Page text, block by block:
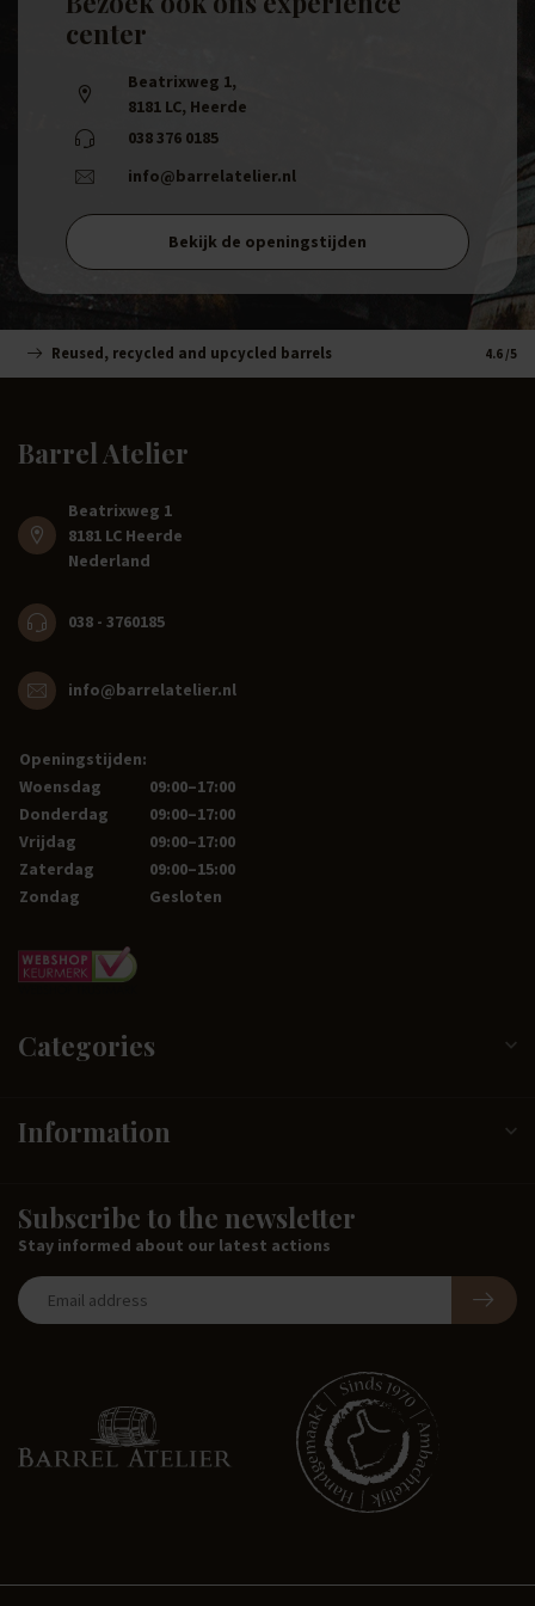
center
Beatrixweg 1,
8181 LC, Heerde
038 376 0185
info@barrelatelier.nl
Bekijk de openingstijden
Reused, recycled and upcycled barrels 4.6 /5
Barrel Atelier
Beatrixweg 1
8181 LC Heerde
Nederland
038 - 3760185
info@barrelatelier.nl
Openingstijden:
Woensdag
09:00–17:00
Donderdag
09:00–17:00
Vrijdag
09:00–17:00
Zaterdag
09:00–15:00
Zondag
Gesloten
Categories
Information
Subscribe to the newsletter
Stay informed about our latest actions